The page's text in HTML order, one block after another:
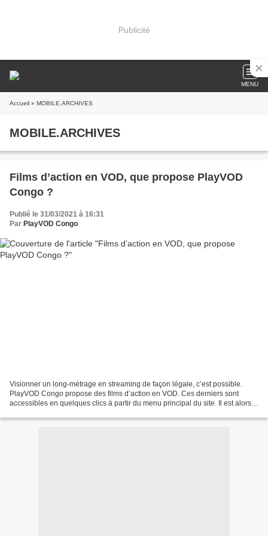
Publicité
MENU
Accueil » MOBILE.ARCHIVES
MOBILE.ARCHIVES
Films d’action en VOD, que propose PlayVOD
Congo ?
Publié le 31/03/2021 à 16:31
Par PlayVOD Congo
Visionner un long-métrage en streaming de façon légale, c’est possible.
PlayVOD Congo propose des films d’action en VOD. Ces derniers sont
accessibles en quelques clics à partir du menu principal du site. Il est alors